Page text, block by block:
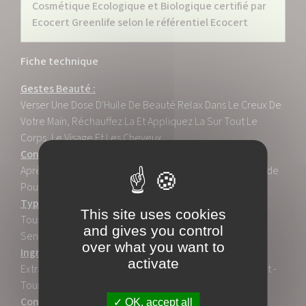
Cosmétique Ecologique et Biologique certifié par
Ecocert Greenlife selon le référentiel Ecocert
Fiche technique
Gestes Beauté :
Verser Une Dose D'Huile De Beauté Relax Dans Le Creux De
Votre Main, Réchauffez La Et Appliquez La Sur Tout Le
Corps, Le Visage Et Les Cheveux.
Conseils Beauté :
Après La Douche, Sur Une Peau Encore Chaude Et Humide
Pour Optimiser L'hydratation Et Faciliter La Pénétration.
Type De Peaux :
Tous Les Types Et Tout Particulièrement Les Peaux
Sensibles.
Ingrédients Actifs :
Extrait De Feuille D'olivier - Framboise - Noisette - Abricot -
Tournesol.
Contenance / Conditionnement :
This site uses cookies
and gives you control
over what you want to
activate
OK, accept all